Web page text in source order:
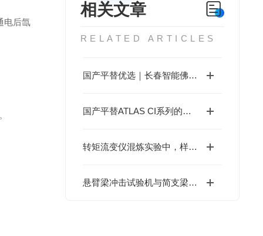
相关文章
RELATED ARTICLES
国产平替优选｜长春智能佛山分公司 RM-12000W 水冷氙灯灯管
国产平替ATLAS CI系列的水冷氙灯灯管
转矩流变仪混炼实验中，样品不塑化的原因
悬臂梁冲击试验机与简支梁冲击试验机的区别
电后氙